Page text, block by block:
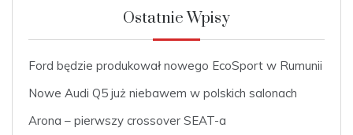
Ostatnie Wpisy
Ford będzie produkował nowego EcoSport w Rumunii
Nowe Audi Q5 już niebawem w polskich salonach
Arona – pierwszy crossover SEAT-a